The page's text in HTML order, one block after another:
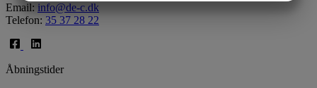
Email: info@de-c.dk
Telefon: 35 37 28 22
Åbningstider
MARKETING